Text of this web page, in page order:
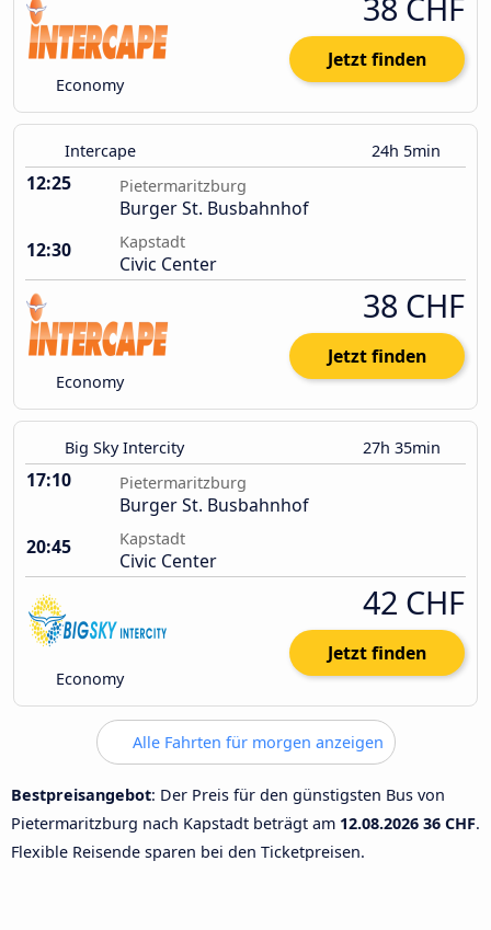
Economy
Jetzt finden
Intercape 24h 5min
12:25 Pietermaritzburg
Burger St. Busbahnhof
12:30
Kapstadt
Civic Center
Economy
38 CHF
Jetzt finden
Big Sky Intercity 27h 35min
17:10 Pietermaritzburg
Burger St. Busbahnhof
20:45
Kapstadt
Civic Center
Economy
42 CHF
Jetzt finden
Alle Fahrten für morgen anzeigen
Bestpreisangebot: Der Preis für den günstigsten Bus von
Pietermaritzburg nach Kapstadt beträgt am 12.08.2026 36 CHF.
Flexible Reisende sparen bei den Ticketpreisen.